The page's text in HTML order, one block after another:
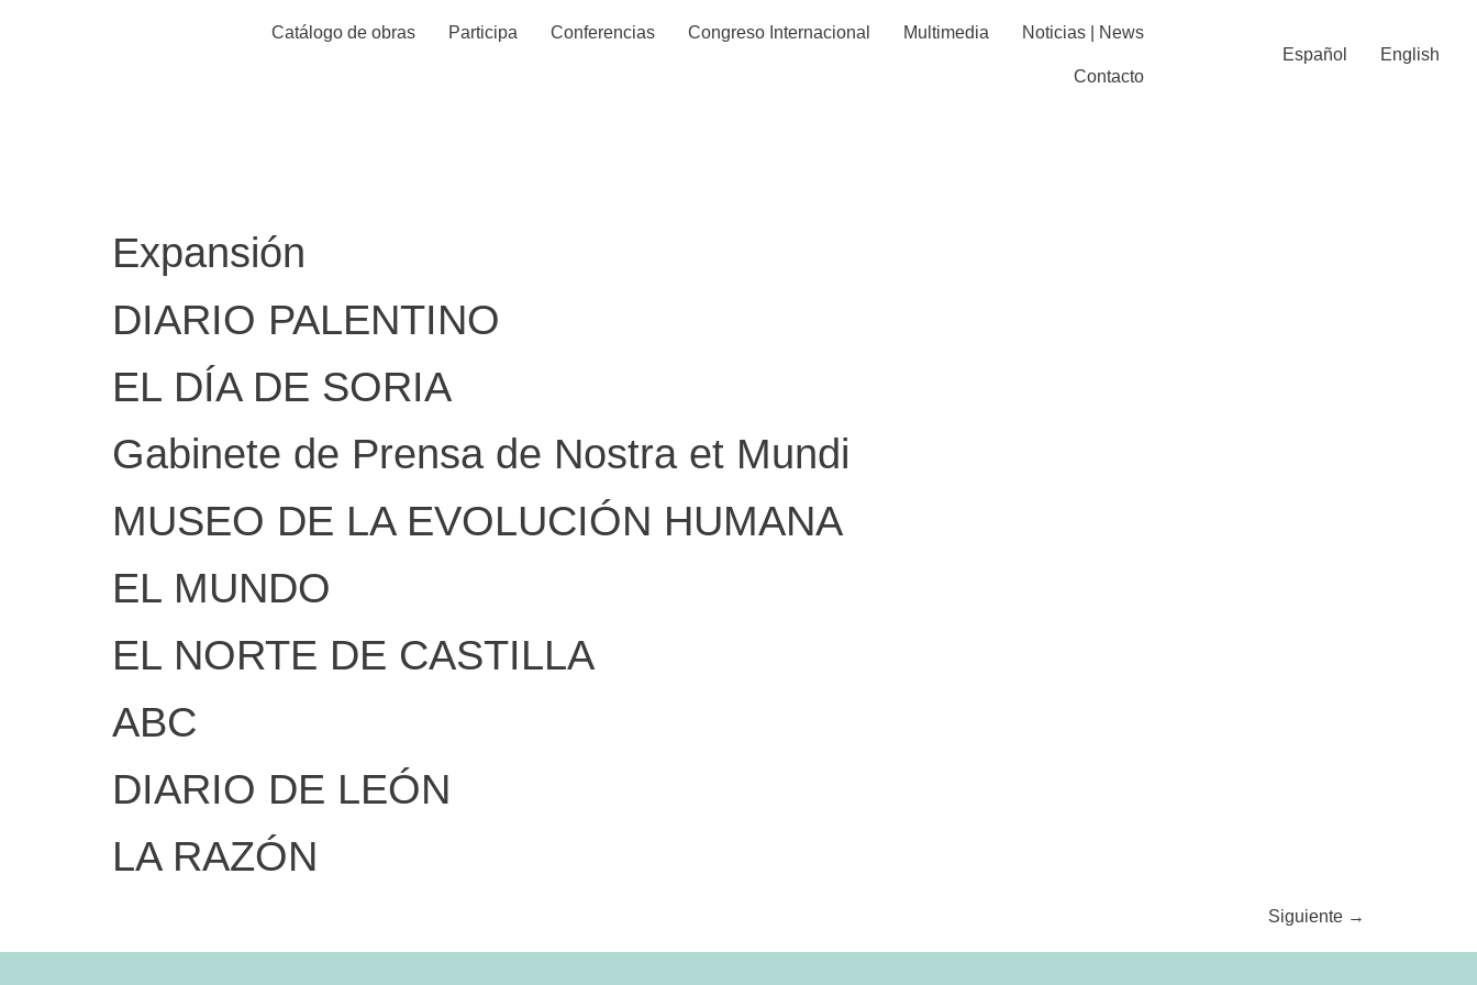
Catálogo de obras Participa Conferencias Congreso Internacional Multimedia Noticias | News
Contacto
Español English
Expansión
DIARIO PALENTINO
EL DÍA DE SORIA
Gabinete de Prensa de Nostra et Mundi
MUSEO DE LA EVOLUCIÓN HUMANA
EL MUNDO
EL NORTE DE CASTILLA
ABC
DIARIO DE LEÓN
LA RAZÓN
Siguiente →